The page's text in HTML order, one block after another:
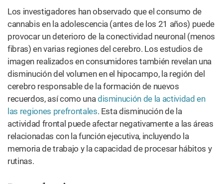
Los investigadores han observado que el consumo de
cannabis en la adolescencia (antes de los 21 años) puede
provocar un deterioro de la conectividad neuronal (menos
fibras) en varias regiones del cerebro. Los estudios de
imagen realizados en consumidores también revelan una
disminución del volumen en el hipocampo, la región del
cerebro responsable de la formación de nuevos
recuerdos, así como unadisminución de la actividad en
las regiones prefrontales. Esta disminución de la
actividad frontal puede afectar negativamente a las áreas
relacionadas con la función ejecutiva, incluyendo la
memoria de trabajo y la capacidad de procesar hábitos y
rutinas.